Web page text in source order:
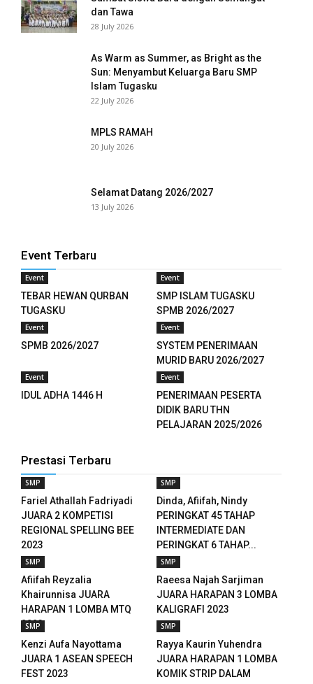
dan Tawa
28 July 2026
As Warm as Summer, as Bright as the
Sun: Menyambut Keluarga Baru SMP
Islam Tugasku
22 July 2026
MPLS RAMAH
20 July 2026
Selamat Datang 2026/2027
13 July 2026
Event Terbaru
Event
TEBAR HEWAN QURBAN
TUGASKU
Event
SMP ISLAM TUGASKU
SPMB 2026/2027
Event
SPMB 2026/2027
Event
SYSTEM PENERIMAAN
MURID BARU 2026/2027
Event
IDUL ADHA 1446 H
Event
PENERIMAAN PESERTA
DIDIK BARU THN
PELAJARAN 2025/2026
Prestasi Terbaru
SMP
Fariel Athallah Fadriyadi
JUARA 2 KOMPETISI
REGIONAL SPELLING BEE
2023
SMP
Dinda, Afiifah, Nindy
PERINGKAT 45 TAHAP
INTERMEDIATE DAN
PERINGKAT 6 TAHAP...
SMP
Afiifah Reyzalia
Khairunnisa JUARA
HARAPAN 1 LOMBA MTQ
2023
SMP
Raeesa Najah Sarjiman
JUARA HARAPAN 3 LOMBA
KALIGRAFI 2023
SMP
Kenzi Aufa Nayottama
JUARA 1 ASEAN SPEECH
FEST 2023
SMP
Rayya Kaurin Yuhendra
JUARA HARAPAN 1 LOMBA
KOMIK STRIP DALAM